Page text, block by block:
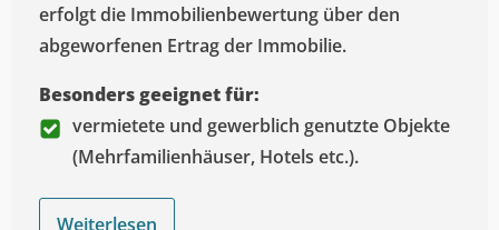
erfolgt die Immobilienbewertung über den
abgeworfenen Ertrag der Immobilie.
Besonders geeignet für:
vermietete und gewerblich genutzte Objekte
(Mehrfamilienhäuser, Hotels etc.).
Weiterlesen